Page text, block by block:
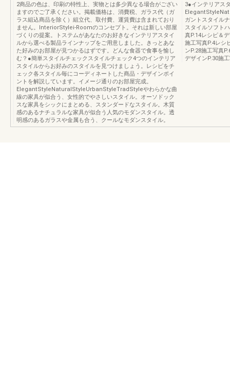
2商品の色は、印刷の特性上、実物とは多少異なる場合がござい
ますのでご了承ください。掲載価格は、消費税、ガラス代（ガ
ラス組込商品を除く）組立代、取付費、運賃費は含まれており
ません。InteriorStylei-Roomのコンセプト。それは新しい部屋
づくりの提案。トステムがあなたのお好きなインテリアスタイ
ルから選べる製品ラインナップをご用意しました。きっとあな
た好みのお部屋が見つかるはずです。どんな食器で食事を愉し
む？●簡単スタイルチェックスタイルチェック4つのインテリア
スタイルからお好みのスタイルを見つけましょう。レシピをチ
ェック各スタイル毎にコーディネートした商品・デザインポイ
ントを解説しています。イメージ通りのお部屋完成。
ElegantStyleNaturalStyleUrbanStyleTradStyleやわらかな曲
線の家具が似合う、女性的でやさしいスタイル。オーソドック
スな家具をシックにまとめる、スタンダードなスタイル。木質
感のあるナチュラルな家具が似合う人気のモダンスタイル。透
明感のあるガラスや金属も合う、クールなモダンスタイル。
3●インテリアス
ガントスタイル
スタイルソフト
真P.14レシピ＆
施工写真P.4レシ
ンP.28施工写真
デザインP.30施